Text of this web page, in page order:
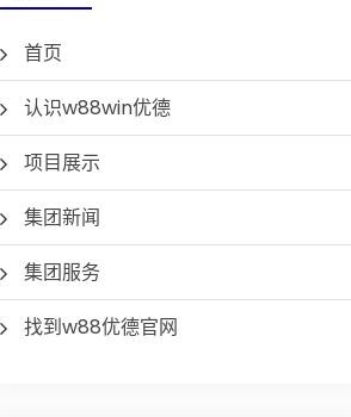
首页
认识w88win优德
项目展示
集团新闻
集团服务
找到w88优德官网